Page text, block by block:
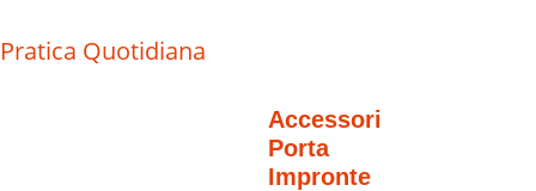
Pratica Quotidiana
Accessori
Porta
Impronte